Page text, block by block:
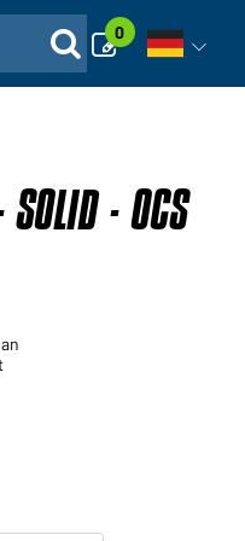
0
- OCS